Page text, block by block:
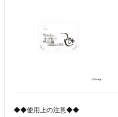
◆◆使用上の注意◆◆